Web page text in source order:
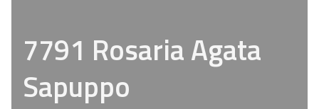
7791 Rosaria Agata
Sapuppo